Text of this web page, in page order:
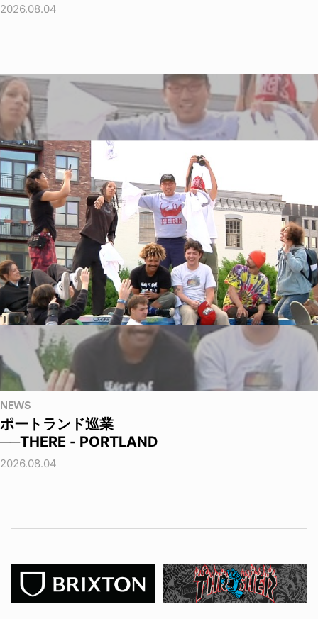
2026.08.04
NEWS
ポートランド巡業
──THERE - PORTLAND
2026.08.04